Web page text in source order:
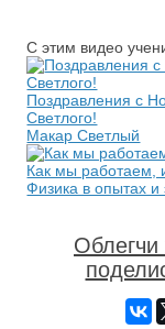
С этим видео
Поздравления с
Светлого!
Макар Светлый
Как мы работаем,
Физика в опытах и
Облегчи